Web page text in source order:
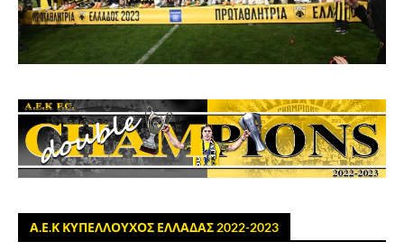
Α.Ε.Κ ΚΥΠΕΛΛΟΥΧΟΣ ΕΛΛΑΔΑΣ 2022-2023